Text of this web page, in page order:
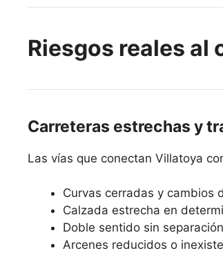
Riesgos reales al
Carreteras estrechas y
Las vías que conectan Villatoya
Curvas cerradas y cambios
Calzada estrecha en
Doble sentido sin
Arcenes reducidos o